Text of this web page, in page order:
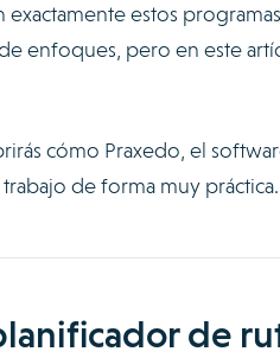
exactamente estos
enfoques, pero en este
cómo Praxedo, el
de forma muy práctica.
de